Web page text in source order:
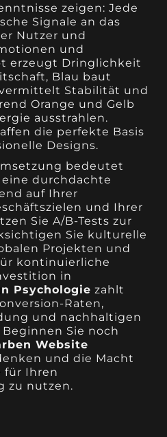
zeigen: Jede
Signale an das
Nutzer und
und
erzeugt Dringlichkeit
Blau baut
Stabilität und
Orange und Gelb
ausstrahlen.
die perfekte Basis
Designs.
bedeutet
durchdachte
auf Ihrer
und Ihrer
Sie A/B-Tests zur
Sie kulturelle
Projekten und
kontinuierliche
in
Psychologie zahlt
Raten,
und nachhaltigen
Sie noch
Website
und die Macht
für Ihren
zu nutzen.